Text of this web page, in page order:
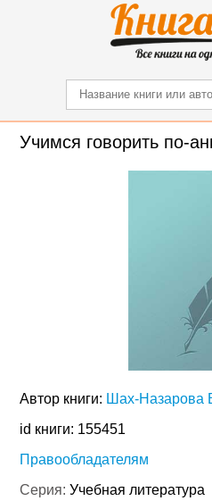
Учимся говорить по-
Автор книги: Шах-Назарова
id книги: 155451
Правообладателям
Серия:Учебная литература